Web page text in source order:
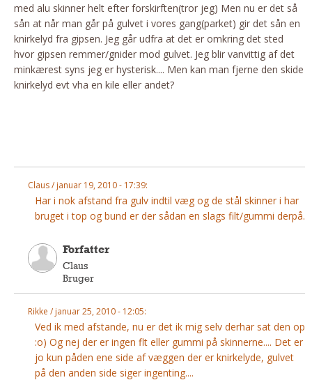
Andet
Båd
GARTNER
Beplantning
Belægning
Rengøring Af Overflader
Pletleksikon
med alu skinner helt efter forskirften(tror jeg) Men nu er det så
sån at når man går på gulvet i vores gang(parket) gir det sån en
knirkelyd fra gipsen. Jeg går udfra at det er omkring det sted
hvor gipsen remmer/gnider mod gulvet. Jeg blir vanvittig af det
minkærest syns jeg er hysterisk.... Men kan man fjerne den skide
knirkelyd evt vha en kile eller andet?
Claus / januar 19, 2010 - 17:39:
Har i nok afstand fra gulv indtil væg og de stål skinner i har
bruget i top og bund er der sådan en slags filt/gummi derpå.
Forfatter
Claus
Bruger
Rikke / januar 25, 2010 - 12:05:
Ved ik med afstande, nu er det ik mig selv derhar sat den op
:o) Og nej der er ingen flt eller gummi på skinnerne.... Det er
jo kun påden ene side af væggen der er knirkelyde, gulvet
på den anden side siger ingenting....